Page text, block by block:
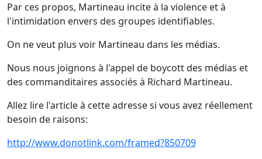
Par ces propos, Martineau incite à la violence et à
l'intimidation envers des groupes identifiables.
On ne veut plus voir Martineau dans les médias.
Nous nous joignons à l'appel de boycott des médias et
des commanditaires associés à Richard Martineau.
Allez lire l'article à cette adresse si vous avez réellement
besoin de raisons:
http://www.donotlink.com/framed?850709